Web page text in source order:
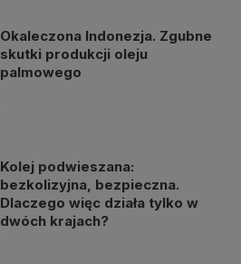
Okaleczona Indonezja. Zgubne
skutki produkcji oleju
palmowego
Kolej podwieszana:
bezkolizyjna, bezpieczna.
Dlaczego więc działa tylko w
dwóch krajach?